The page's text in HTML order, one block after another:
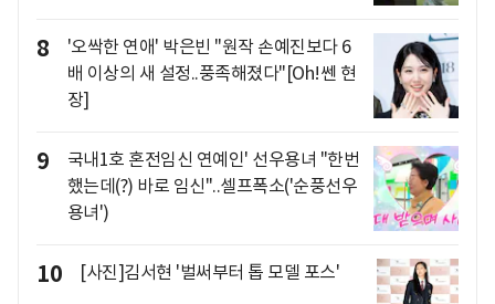
8
'오싹한 연애' 박은빈 "원작 손예진보다 6
배 이상의 새 설정..풍족해졌다"[Oh!쎈 현
장]
9
국내1호 혼전임신 연예인' 선우용녀 "한번
했는데(?) 바로 임신"..셀프폭소('순풍선우
용녀')
10 [사진]김서현 '벌써부터 톱 모델 포스'